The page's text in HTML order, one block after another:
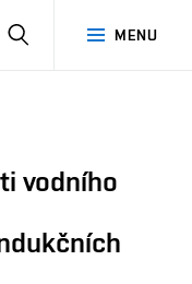
MENU
SEARCH
vodního